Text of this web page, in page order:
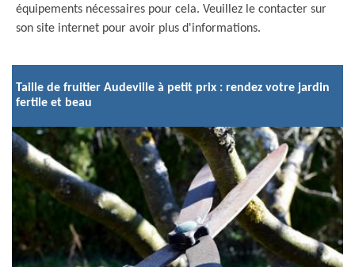
équipements nécessaires pour cela. Veuillez le contacter sur
son site internet pour avoir plus d'informations.
Taille de fruitier Audeville à petit prix : rendez votre jardin
fertile et beau